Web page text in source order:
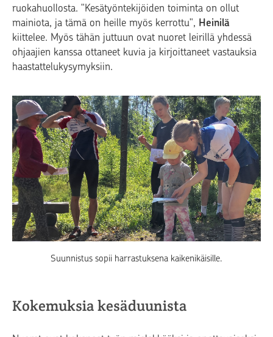
ruokahuollosta. "Kesätyöntekijöiden toiminta on ollut
mainiota, ja tämä on heille myös kerrottu", Heinilä
kiittelee. Myös tähän juttuun ovat nuoret leirillä yhdessä
ohjaajien kanssa ottaneet kuvia ja kirjoittaneet vastauksia
haastattelukysymyksiin.
Suunnistus sopii harrastuksena kaikenikäisille.
Kokemuksia kesäduunista